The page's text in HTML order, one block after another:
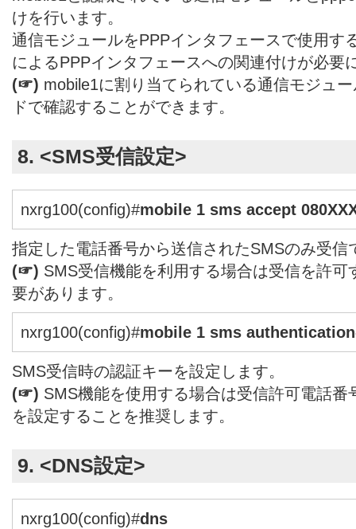
けを行います。
通信モジュールをPPPインタフェースで使用す
によるPPPインタフェースへの関連付けが必要
(☞) mobile1に割り当てられている通信モジュ
ドで確認することができます。
8. <SMS受信設定>
nxrg100(config)#mobile 1 sms accept
指定した電話番号から送信されたSMSのみ受信
(☞) SMS受信機能を利用する場合は受信を許
要があります。
nxrg100(config)#mobile 1 sms
SMS受信時の認証キーを設定します。
(☞) SMS機能を使用する場合は受信許可電話
を設定することを推奨します。
9. <DNS設定>
nxrg100(config)#dns